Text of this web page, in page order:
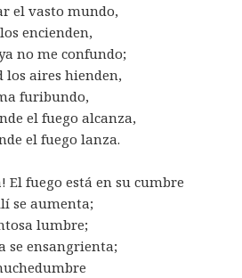
el vasto mundo,
encienden,
no me confundo;
los aires hienden,
furibundo,
el fuego alcanza,
el fuego lanza.
El fuego está en su cumbre
se aumenta;
lumbre;
se ensangrienta;